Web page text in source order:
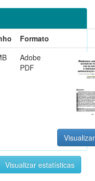
Formato
Adobe
PDF
Visualizar estatísticas